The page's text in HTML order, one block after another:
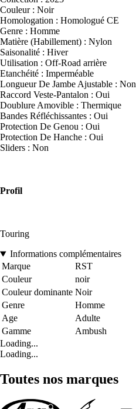
Couleur : Noir
Homologation : Homologué CE
Genre : Homme
Matière (Habillement) : Nylon
Saisonalité : Hiver
Utilisation : Off-Road arrière
Etanchéité : Imperméable
Longueur De Jambe Ajustable : Non
Raccord Veste-Pantalon : Oui
Doublure Amovible : Thermique
Bandes Réfléchissantes : Oui
Protection De Genou : Oui
Protection De Hanche : Oui
Sliders : Non
Profil
Touring
Informations complémentaires
Marque
RST
Couleur
noir
Couleur dominante Noir
Genre
Homme
Age
Adulte
Gamme
Ambush
Loading...
Loading...
Toutes nos marques